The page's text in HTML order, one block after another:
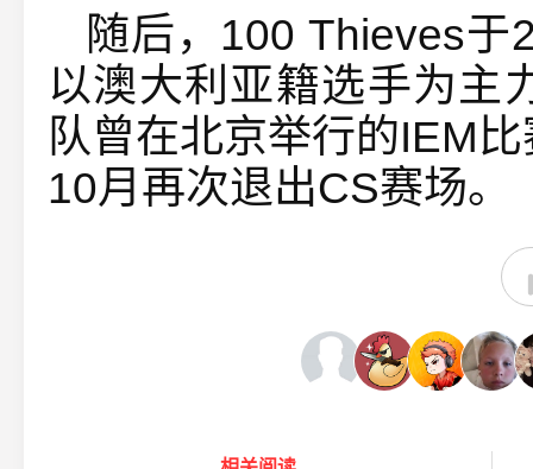
随后，100 Thieves
以澳大利亚籍选手为主
队曾在北京举行的IEM
10月再次退出CS赛场。